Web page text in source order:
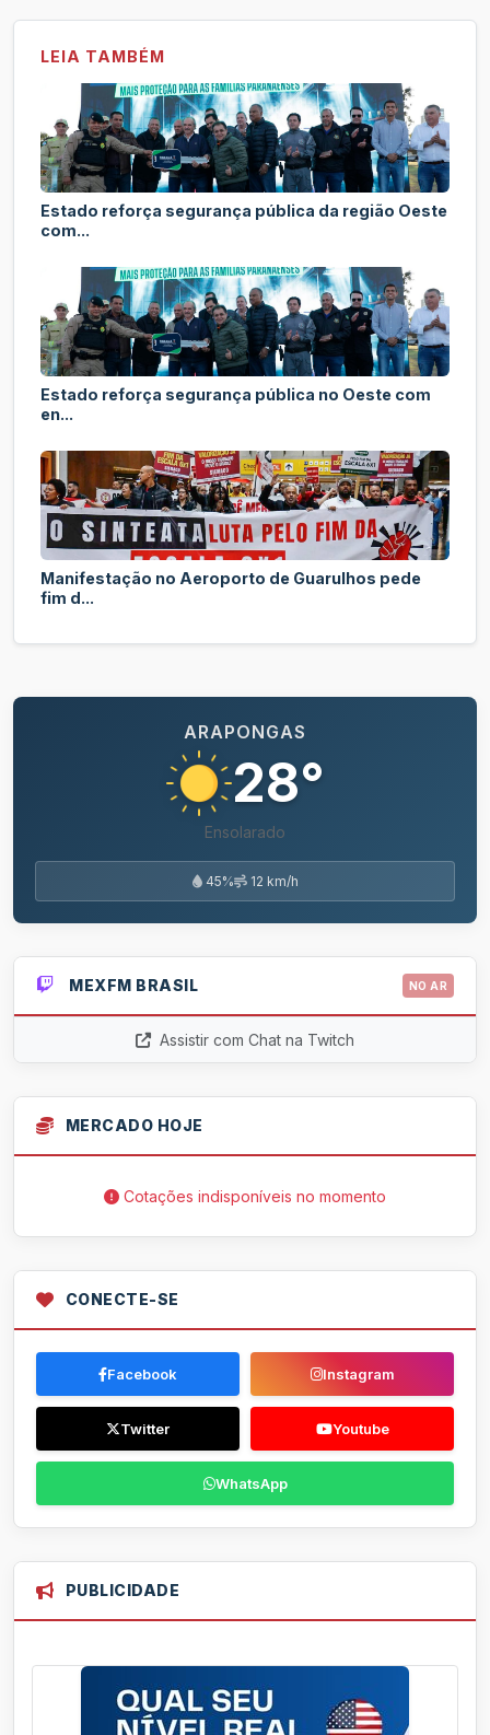
LEIA TAMBÉM
Estado reforça segurança pública da região Oeste
com...
Estado reforça segurança pública no Oeste com
en...
Manifestação no Aeroporto de Guarulhos pede
fim d...
ARAPONGAS
28°
Ensolarado
45% 12 km/h
MEXFM BRASIL NO AR
Assistir com Chat na Twitch
MERCADO HOJE
Cotações indisponíveis no momento
CONECTE-SE
Facebook Instagram
Twitter Youtube
WhatsApp
PUBLICIDADE